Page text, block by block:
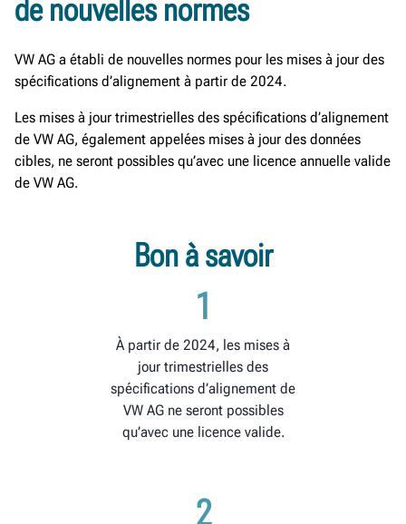
de nouvelles normes
VW AG a établi de nouvelles normes pour les mises à jour des
spécifications d’alignement à partir de 2024.
Les mises à jour trimestrielles des spécifications d’alignement
de VW AG, également appelées mises à jour des données
cibles, ne seront possibles qu’avec une licence annuelle valide
de VW AG.
Bon à savoir
1
À partir de 2024, les mises à
jour trimestrielles des
spécifications d’alignement de
VW AG ne seront possibles
qu’avec une licence valide.
2